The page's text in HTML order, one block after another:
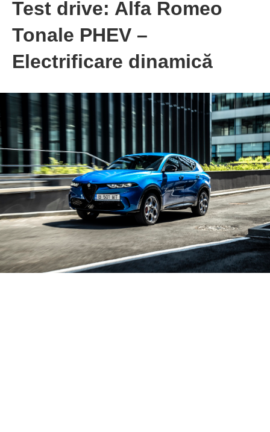
Test drive: Alfa Romeo
Tonale PHEV –
Electrificare dinamică